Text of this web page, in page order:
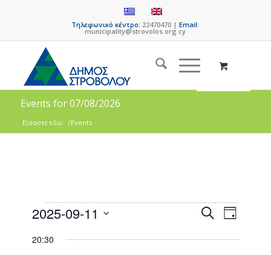
Τηλεφωνικό κέντρο: 22470470 |Email:
municipality@strovolos.org.cy
Events for 07/08/2026
Είσαστε εδώ: /Events
Events
SearchEvent
Views
Day
2025-09-11
date.
20:30